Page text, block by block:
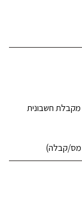
ימי עסקים (החל מקבלת חשבונית